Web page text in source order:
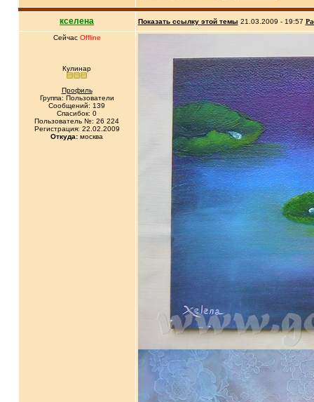
кселена Показать ссылку этой темы 21.03.2009 - 19:57
Сейчас Offline
Кулинар
Профиль
Группа: Пользователи
Сообщений: 139
Спасибок: 0
Пользователь №: 26 224
Регистрация: 22.02.2009
Откуда: москва